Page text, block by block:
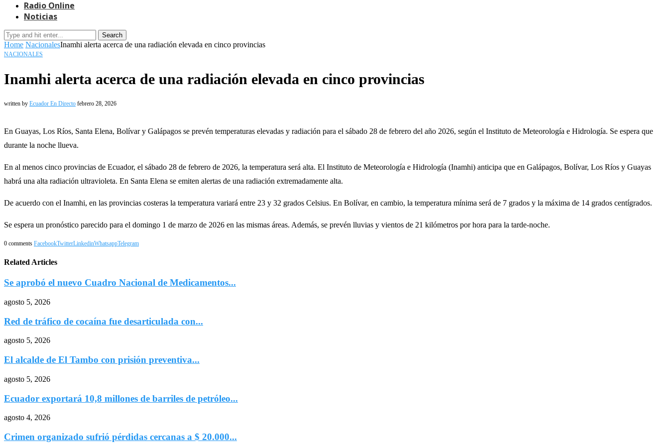
Radio Online
Noticias
Search
Home NacionalesInamhi alerta acerca de una radiación elevada en cinco provincias
NACIONALES
Inamhi alerta acerca de una radiación elevada en cinco provincias
written by Ecuador En Directo febrero 28, 2026
En Guayas, Los Ríos, Santa Elena, Bolívar y Galápagos se prevén temperaturas elevadas y radiación para el sábado 28 de febrero del año 2026, según el Instituto de Meteorología e Hidrología. Se espera que
durante la noche llueva.
En al menos cinco provincias de Ecuador, el sábado 28 de febrero de 2026, la temperatura será alta. El Instituto de Meteorología e Hidrología (Inamhi) anticipa que en Galápagos, Bolívar, Los Ríos y Guayas
habrá una alta radiación ultravioleta. En Santa Elena se emiten alertas de una radiación extremadamente alta.
De acuerdo con el Inamhi, en las provincias costeras la temperatura variará entre 23 y 32 grados Celsius. En Bolívar, en cambio, la temperatura mínima será de 7 grados y la máxima de 14 grados centígrados.
Se espera un pronóstico parecido para el domingo 1 de marzo de 2026 en las mismas áreas. Además, se prevén lluvias y vientos de 21 kilómetros por hora para la tarde-noche.
0 comments FacebookTwitterLinkedinWhatsappTelegram
Related Articles
Se aprobó el nuevo Cuadro Nacional de Medicamentos...
agosto 5, 2026
Red de tráfico de cocaína fue desarticulada con...
agosto 5, 2026
El alcalde de El Tambo con prisión preventiva...
agosto 5, 2026
Ecuador exportará 10,8 millones de barriles de petróleo...
agosto 4, 2026
Crimen organizado sufrió pérdidas cercanas a $ 20.000...